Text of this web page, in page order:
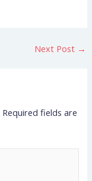
Next Post →
Required fields are